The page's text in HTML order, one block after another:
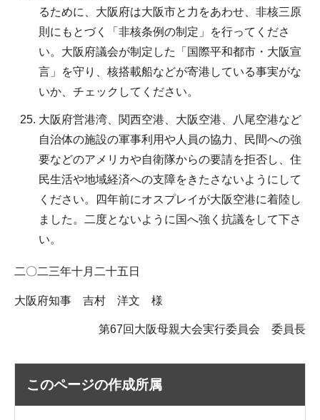
るために、大阪府は大阪市と力をあわせ、非核三原
則にもとづく「非核条例の制定」を行ってくださ
い。大阪府議会が制定した「国際平和都市・大阪宣
言」を守り、核搭載船などが寄港している事実がな
いか、チェックしてください。
大阪府営港湾、関西空港、大阪空港、八尾空港など
自治体の施設の軍事利用や人員の協力、民間への強
要などのアメリカや自衛隊からの要請を拒否し、住
民生活や地域経済への支障をきたさないようにして
ください。四年前にオスプレイが大阪空港に着陸し
ました。二度とないように国へ強く抗議をして下さ
い。
二〇二三年十月二十五日
大阪府知事 吉村 洋文 様
第67回大阪母親大会実行委員会 委員長
このページの作成所属